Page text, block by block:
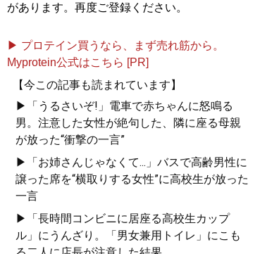
があります。再度ご登録ください。
▶ プロテイン買うなら、まず売れ筋から。
Myprotein公式はこちら [PR]
【今この記事も読まれています】
▶「うるさいぞ!」電車で赤ちゃんに怒鳴る
男。注意した女性が絶句した、隣に座る母親
が放った“衝撃の一言”
▶「お姉さんじゃなくて...」バスで高齢男性に
譲った席を“横取りする女性”に高校生が放った
一言
▶「長時間コンビニに居座る高校生カップ
ル」にうんざり。「男女兼用トイレ」にこも